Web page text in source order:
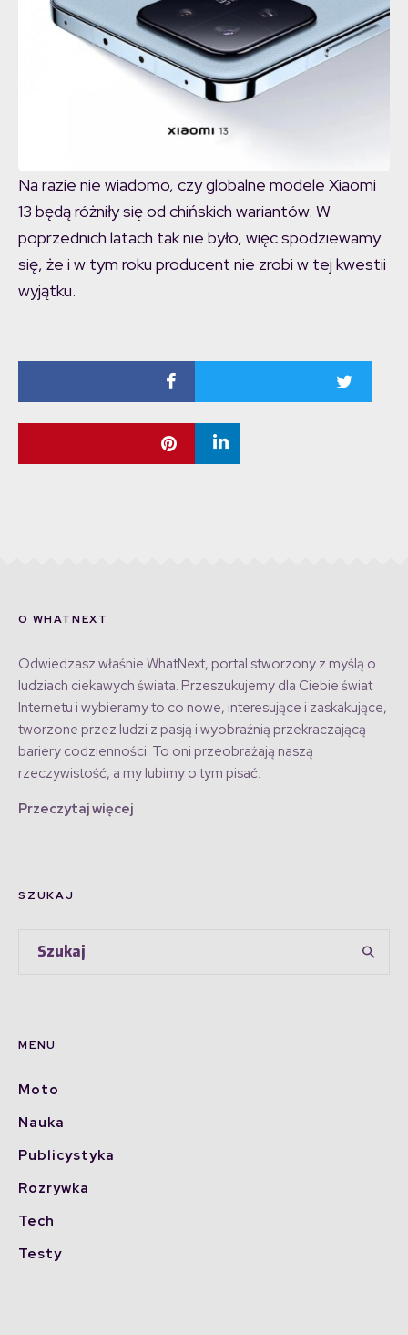
Na razie nie wiadomo, czy globalne modele Xiaomi
13 będą różniły się od chińskich wariantów. W
poprzednich latach tak nie było, więc spodziewamy
się, że i w tym roku producent nie zrobi w tej kwestii
wyjątku.
O WHATNEXT
Odwiedzasz właśnie WhatNext, portal stworzony z myślą o
ludziach ciekawych świata. Przeszukujemy dla Ciebie świat
Internetu i wybieramy to co nowe, interesujące i zaskakujące,
tworzone przez ludzi z pasją i wyobraźnią przekraczającą
bariery codzienności. To oni przeobrażają naszą
rzeczywistość, a my lubimy o tym pisać.
Przeczytaj więcej
SZUKAJ
MENU
Moto
Nauka
Publicystyka
Rozrywka
Tech
Testy